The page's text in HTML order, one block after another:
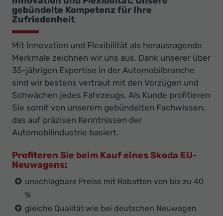
gebündelte Kompetenz für Ihre
Zufriedenheit
Mit Innovation und Flexibilität als herausragende
Merkmale zeichnen wir uns aus. Dank unserer über
35-jährigen Expertise in der Automobilbranche
sind wir bestens vertraut mit den Vorzügen und
Schwächen jedes Fahrzeugs. Als Kunde profitieren
Sie somit von unserem gebündelten Fachwissen,
das auf präzisen Kenntnissen der
Automobilindustrie basiert.
Profiteren Sie beim Kauf eines Skoda EU-
Neuwagens:
unschlagbare Preise mit Rabatten von bis zu 40
%
gleiche Qualität wie bei deutschen Neuwagen